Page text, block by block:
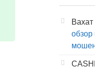
Вахат